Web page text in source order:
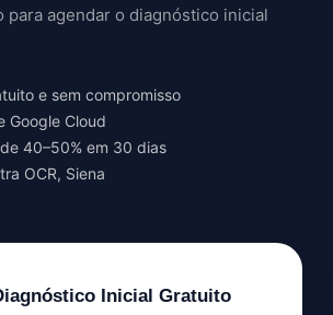
para agendar o diagnóstico inicial
e sem compromisso
Google Cloud
40–50% em 30 dias
OCR, Siena
Inicial Gratuito